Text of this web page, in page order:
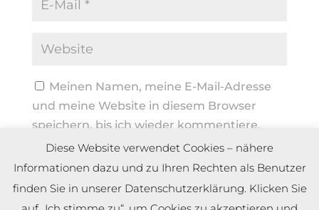
Meinen Namen, meine E-Mail-Adresse
und meine Website in diesem Browser
speichern, bis ich wieder kommentiere.
Diese Website verwendet Cookies – nähere
Informationen dazu und zu Ihren Rechten als Benutzer
finden Sie in unserer Datenschutzerklärung. Klicken Sie